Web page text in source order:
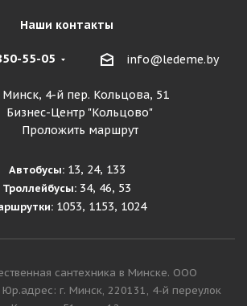
Наши контакты
55-05 info@ledeme.by
Минск, 4-й пер. Кольцова, 51
Бизнес-Центр "Кольцово"
Проложить маршрут
Автобусы:13, 24, 133
Троллейбусы: 34, 46, 53
1053, 1153, 1024
сантехника в Минске. ООО
Юр.адрес: г. Минск, 220131, 4-й переулок